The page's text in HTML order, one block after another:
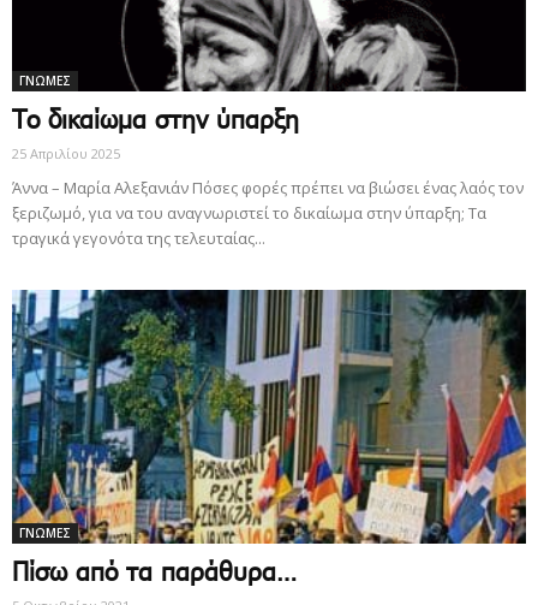
ΓΝΩΜΕΣ
Το δικαίωμα στην ύπαρξη
25 Απριλίου 2025
Άννα – Μαρία Αλεξανιάν Πόσες φορές πρέπει να βιώσει ένας λαός τον
ξεριζωμό, για να του αναγνωριστεί το δικαίωμα στην ύπαρξη; Τα
τραγικά γεγονότα της τελευταίας...
ΓΝΩΜΕΣ
Πίσω από τα παράθυρα…